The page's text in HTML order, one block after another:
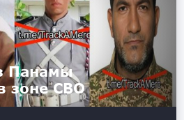
Панамы
зоне СВО